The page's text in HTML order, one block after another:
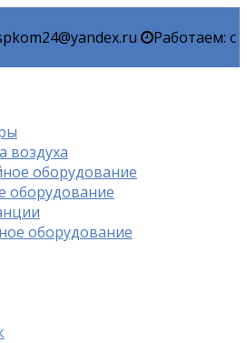
Работаем: c
воздуха
оборудование
оборудование
оборудование